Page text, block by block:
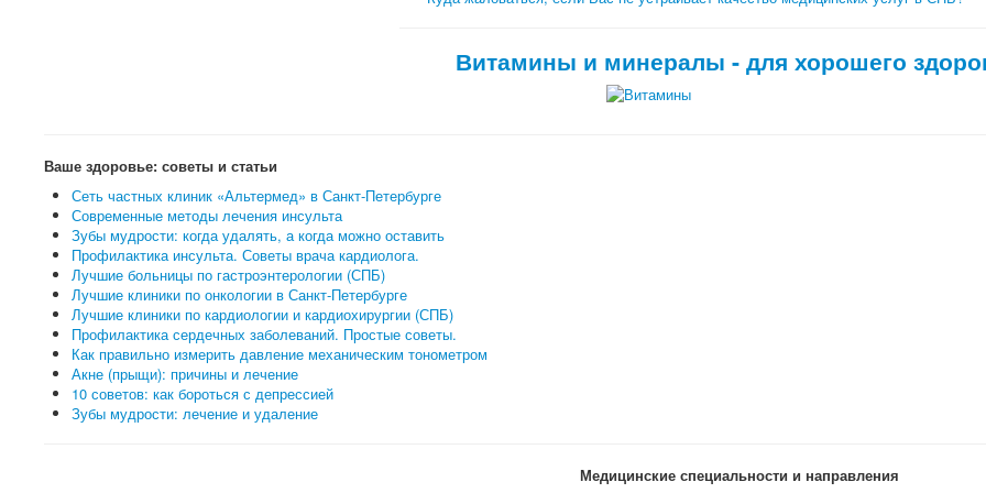
Витамины и минералы - для хорошего
Ваше здоровье: советы и статьи
Сеть частных клиник «Альтермед» в Санкт-Петербурге
Современные методы лечения инсульта
Зубы мудрости: когда удалять, а когда можно оставить
Профилактика инсульта. Советы врача кардиолога.
Лучшие больницы по гастроэнтерологии (СПБ)
Лучшие клиники по онкологии в Санкт-Петербурге
Лучшие клиники по кардиологии и кардиохирургии (СПБ)
Профилактика сердечных заболеваний. Простые советы.
Как правильно измерить давление механическим тонометром
Акне (прыщи): причины и лечение
10 советов: как бороться с депрессией
Зубы мудрости: лечение и удаление
Медицинские специальности и направления